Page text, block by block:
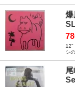
12"
シ